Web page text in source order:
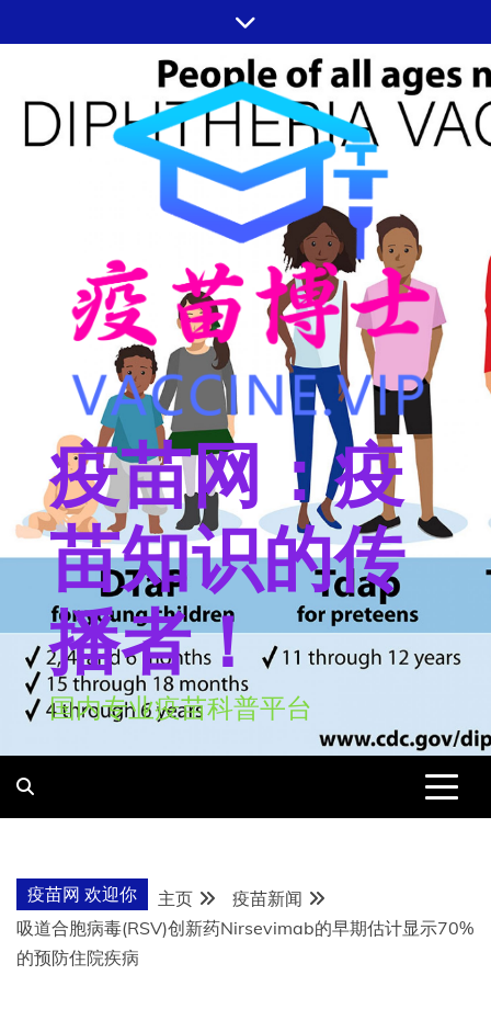
至
疫苗网：疫
苗知识的传
播者！
国内专业疫苗科普平台
疫苗网 欢迎你 主页
疫苗新闻
吸道合胞病毒(RSV)创新药Nirsevimab的早期估计显示70%
的预防住院疾病